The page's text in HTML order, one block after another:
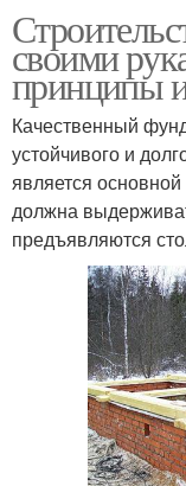
своими
принципы
Качественный
устойчивого и
является
должна
предъявляются